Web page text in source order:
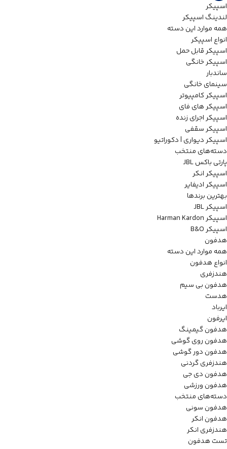
اسپیکر
لندینگ اسپیکر
همه موارد این دسته
انواع اسپیکر
اسپیکر قابل حمل
اسپیکر خانگی
ساندبار
سینمای خانگی
اسپیکر کامپیوتر
اسپیکر های فای
اسپیکر اجرای زنده
اسپیکر سقفی
اسپیکر دیواری | دکوراتیو
دسته‌های منتخب
پارتی باکس JBL
اسپیکر انکر
اسپیکر ادیفایر
بهترین برندها
اسپیکر JBL
اسپیکر Harman Kardon
اسپیکر B&O
هدفون
همه موارد این دسته
انواع هدفون
هندزفری
هدفون بی سیم
هدست
ایرباد
ایرفون
هدفون گیمینگ
هدفون روی گوشی
هدفون دور گوشی
هندزفری گردنی
هدفون دی جی
هدفون ورزشی
دسته‌های منتخب
هدفون سونی
هدفون انکر
هندزفری انکر
تست هدفون